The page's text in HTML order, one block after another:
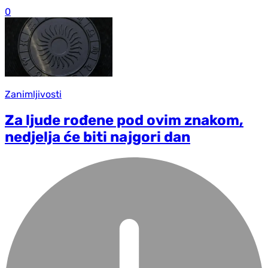
0
Zanimljivosti
Za ljude rođene pod ovim znakom,
nedjelja će biti najgori dan